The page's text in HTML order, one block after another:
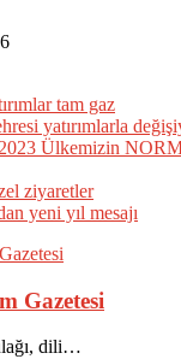
tam gaz
yatırımlarla
Ülkemizin
ziyaretler
yeni yıl mesajı
Gazetesi
dili…